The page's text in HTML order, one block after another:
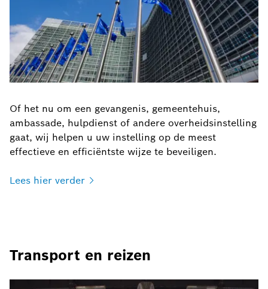
Of het nu om een gevangenis, gemeentehuis,
ambassade, hulpdienst of andere overheidsinstelling
gaat, wij helpen u uw instelling op de meest
effectieve en efficiëntste wijze te beveiligen.
Lees hier verder
Transport en reizen